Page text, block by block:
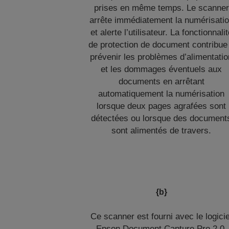
prises en même temps. Le scanner
arrête immédiatement la
et alerte l’utilisateur. La
de protection de document
prévenir les problèmes
et les dommages éventuels aux
documents en arrêtant
automatiquement la numérisation
lorsque deux pages agrafées sont
détectées ou lorsque des
sont alimentés de travers.
{b}
Ce scanner est fourni avec le